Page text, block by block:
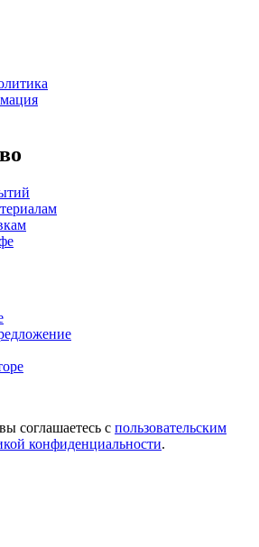
соглашаетесь с пользовательским
конфиденциальности.